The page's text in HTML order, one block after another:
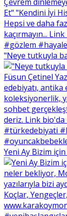
"Neye tutkuyla
Yeni Ay Bizim